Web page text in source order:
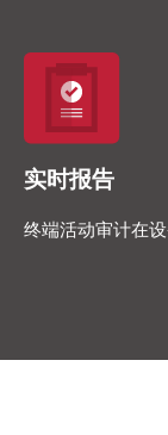
实时报告
终端活动审计在